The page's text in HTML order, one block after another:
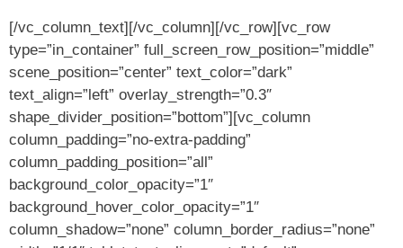
[/vc_column_text][/vc_column][/vc_row][vc_row
type=”in_container” full_screen_row_position=”middle”
scene_position=”center” text_color=”dark”
text_align=”left” overlay_strength=”0.3″
shape_divider_position=”bottom”][vc_column
column_padding=”no-extra-padding”
column_padding_position=”all”
background_color_opacity=”1″
background_hover_color_opacity=”1″
column_shadow=”none” column_border_radius=”none”